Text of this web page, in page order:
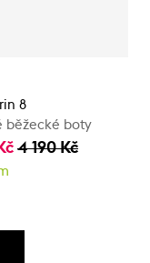
8
běžecké boty
4 190 Kč